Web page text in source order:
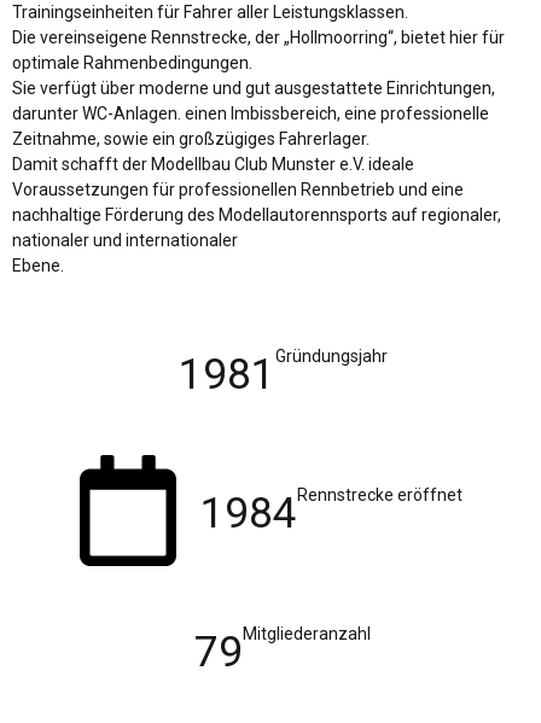
1981 Gründungsjahr
1984Rennstrecke eröffnet
79Mitgliederanzahl
Trainingseinheiten für Fahrer aller Leistungsklassen.
Die vereinseigene Rennstrecke, der „Hollmoorring“, bietet hier für
optimale Rahmenbedingungen.
Sie verfügt über moderne und gut ausgestattete Einrichtungen,
darunter WC-Anlagen. einen Imbissbereich, eine professionelle
Zeitnahme, sowie ein großzügiges Fahrerlager.
Damit schafft der Modellbau Club Munster e.V. ideale
Voraussetzungen für professionellen Rennbetrieb und eine
nachhaltige Förderung des Modellautorennsports auf regionaler,
nationaler und internationaler
Ebene.